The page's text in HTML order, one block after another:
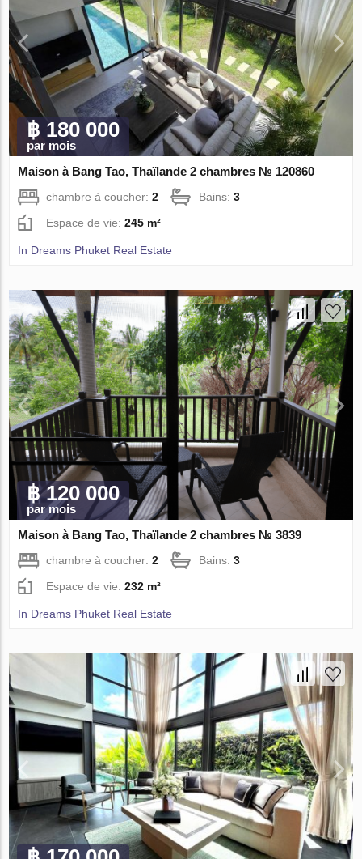
฿ 180 000
par mois
Maison à Bang Tao, Thaïlande 2 chambres № 120860
chambre à coucher:2 Bains:3
Espace de vie:245 m²
In Dreams Phuket Real Estate
฿ 120 000
par mois
Maison à Bang Tao, Thaïlande 2 chambres № 3839
chambre à coucher:2 Bains:3
Espace de vie:232 m²
In Dreams Phuket Real Estate